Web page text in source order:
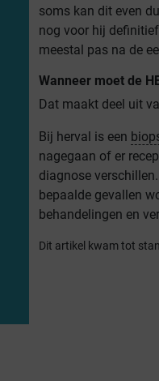
soms kan dit even
nog voor hij
meestal pas na de
Wanneer moet de
Dat maakt deel uit
Bij herval is een
nagegaan of er
diagnose
bepaalde gevallen
behandelingen en
Dit artikel kwam tot